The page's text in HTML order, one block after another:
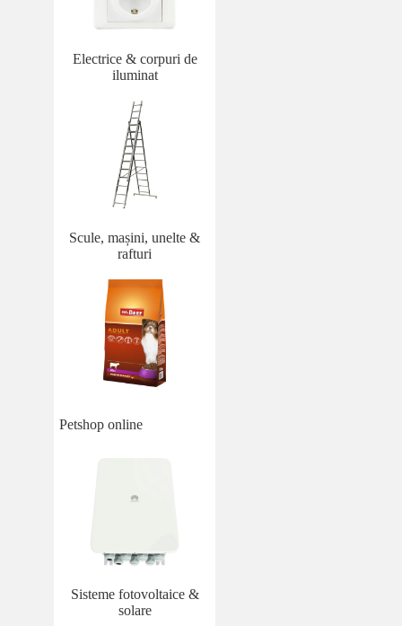
Electrice & corpuri de
iluminat
Scule, mașini, unelte &
rafturi
Petshop online
Sisteme fotovoltaice &
solare